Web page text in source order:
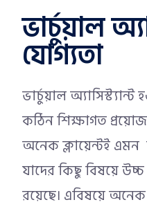
ভার্চুয়াল
যোগ্যতা
ভার্চুয়াল
কঠিন শিক্ষাগত
অনেক ক্লায়েন্টই এমন
যাদের কিছু বিষয়ে উচ্চ
রয়েছে। এবিষয়ে